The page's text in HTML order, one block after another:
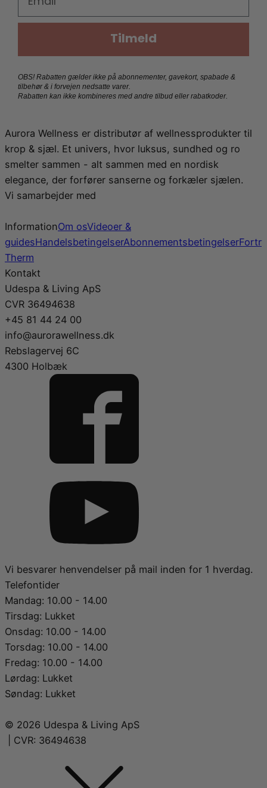
Tilmeld
OBS! Rabatten gælder ikke på abonnementer, gavekort, spabade &
tilbehør & i forvejen nedsatte varer.
Rabatten kan ikke kombineres med andre tilbud eller rabatkoder.
Aurora Wellness er distributør af wellnessprodukter til
krop & sjæl. Et univers, hvor luksus, sundhed og ro
smelter sammen - alt sammen med en nordisk
elegance, der forfører sanserne og forkæler sjælen.
Vi samarbejder med
InformationOm osVideoer &
guidesHandelsbetingelserAbonnementsbetingelser
Therm
Kontakt
Udespa & Living ApS
CVR 36494638
+45 81 44 24 00
info@aurorawellness.dk
Rebslagervej 6C
4300 Holbæk
Vi besvarer henvendelser på mail inden for 1 hverdag.
Telefontider
Mandag: 10.00 - 14.00
Tirsdag: Lukket
Onsdag: 10.00 - 14.00
Torsdag: 10.00 - 14.00
Fredag: 10.00 - 14.00
Lørdag: Lukket
Søndag: Lukket
© 2026 Udespa & Living ApS
| CVR: 36494638